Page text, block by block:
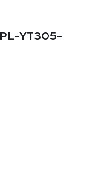
YT305-